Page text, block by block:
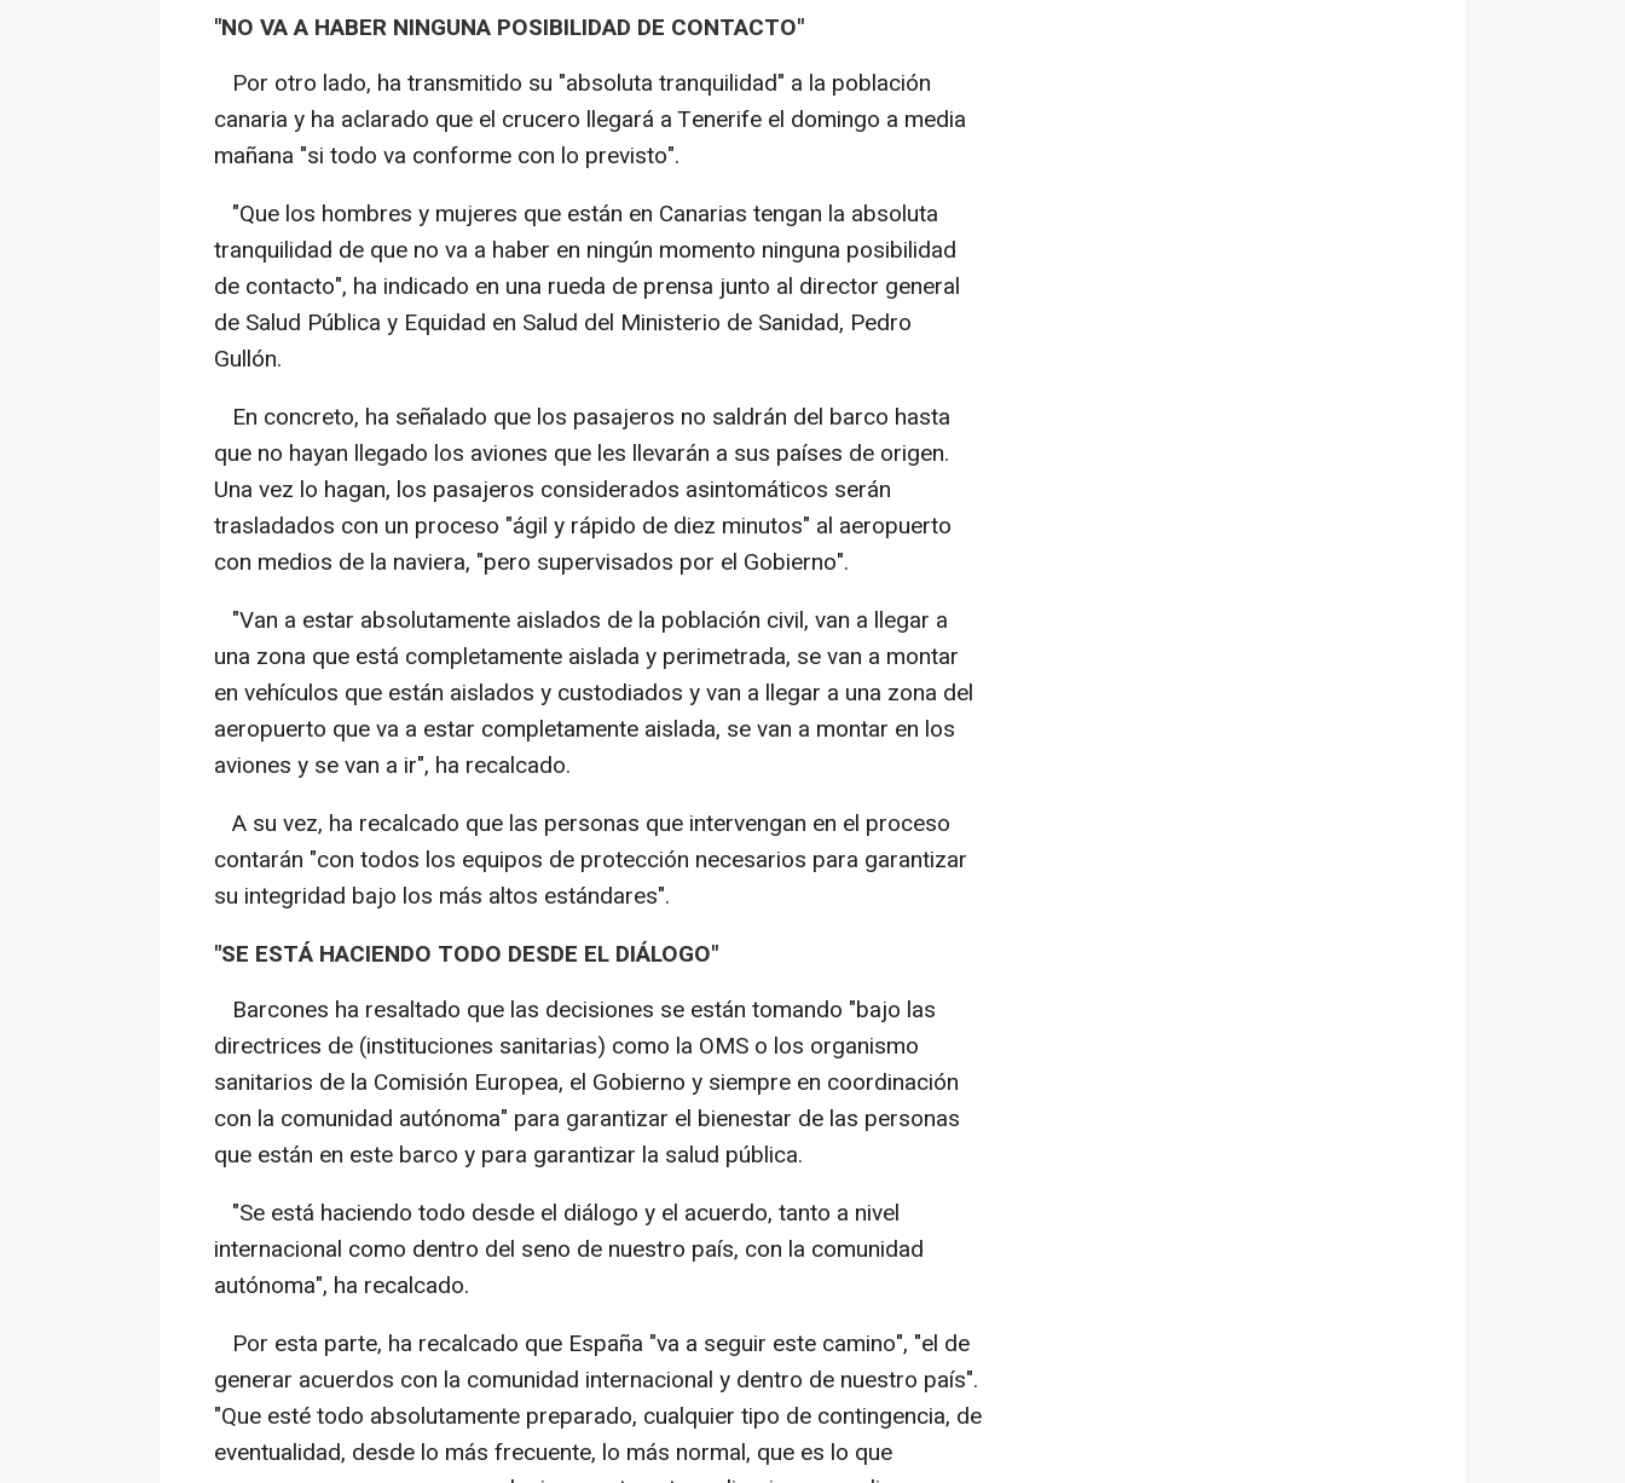
"NO VA A HABER NINGUNA POSIBILIDAD DE CONTACTO"
Por otro lado, ha transmitido su "absoluta tranquilidad" a la población
canaria y ha aclarado que el crucero llegará a Tenerife el domingo a media
mañana "si todo va conforme con lo previsto".
"Que los hombres y mujeres que están en Canarias tengan la absoluta
tranquilidad de que no va a haber en ningún momento ninguna posibilidad
de contacto", ha indicado en una rueda de prensa junto al director general
de Salud Pública y Equidad en Salud del Ministerio de Sanidad, Pedro
Gullón.
En concreto, ha señalado que los pasajeros no saldrán del barco hasta
que no hayan llegado los aviones que les llevarán a sus países de origen.
Una vez lo hagan, los pasajeros considerados asintomáticos serán
trasladados con un proceso "ágil y rápido de diez minutos" al aeropuerto
con medios de la naviera, "pero supervisados por el Gobierno".
"Van a estar absolutamente aislados de la población civil, van a llegar a
una zona que está completamente aislada y perimetrada, se van a montar
en vehículos que están aislados y custodiados y van a llegar a una zona del
aeropuerto que va a estar completamente aislada, se van a montar en los
aviones y se van a ir", ha recalcado.
A su vez, ha recalcado que las personas que intervengan en el proceso
contarán "con todos los equipos de protección necesarios para garantizar
su integridad bajo los más altos estándares".
"SE ESTÁ HACIENDO TODO DESDE EL DIÁLOGO"
Barcones ha resaltado que las decisiones se están tomando "bajo las
directrices de (instituciones sanitarias) como la OMS o los organismo
sanitarios de la Comisión Europea, el Gobierno y siempre en coordinación
con la comunidad autónoma" para garantizar el bienestar de las personas
que están en este barco y para garantizar la salud pública.
"Se está haciendo todo desde el diálogo y el acuerdo, tanto a nivel
internacional como dentro del seno de nuestro país, con la comunidad
autónoma", ha recalcado.
Por esta parte, ha recalcado que España "va a seguir este camino", "el de
generar acuerdos con la comunidad internacional y dentro de nuestro país".
"Que esté todo absolutamente preparado, cualquier tipo de contingencia, de
eventualidad, desde lo más frecuente, lo más normal, que es lo que